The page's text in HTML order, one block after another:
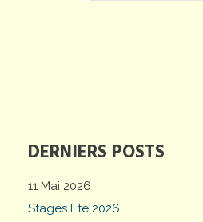
DERNIERS POSTS
11 Mai 2026
Stages Eté 2026